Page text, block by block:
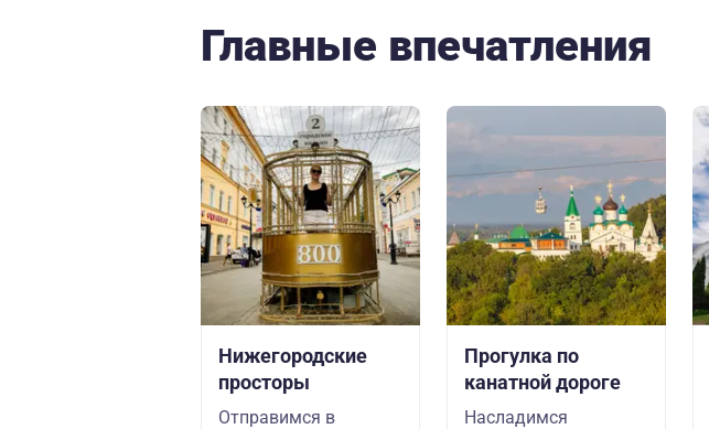
Главные впечатления
Нижегородские
просторы
Отправимся в
Прогулка по
канатной дороге
Насладимся